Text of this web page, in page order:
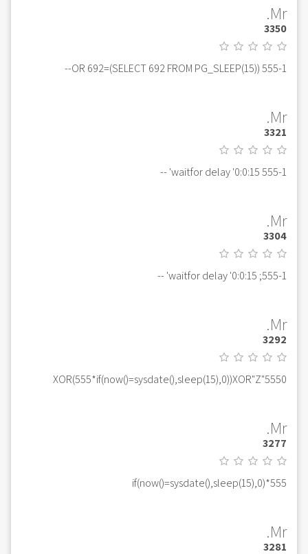
Mr.
3350
555-1 OR 692=(SELECT 692 FROM PG_SLEEP(15))--
Mr.
3321
555-1 waitfor delay '0:0:15' --
Mr.
3304
555-1; waitfor delay '0:0:15' --
Mr.
3292
5550"XOR(555*if(now()=sysdate(),sleep(15),0))XOR"Z
Mr.
3277
555*if(now()=sysdate(),sleep(15),0)
Mr.
3281